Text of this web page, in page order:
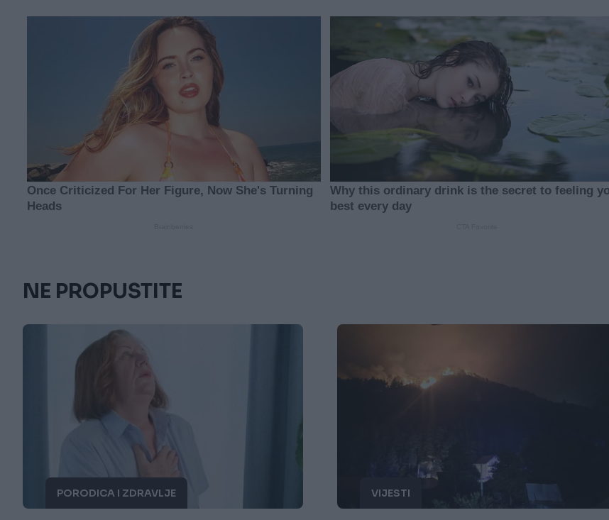
NE PROPUSTITE
PORODICA I ZDRAVLJE VIJESTI